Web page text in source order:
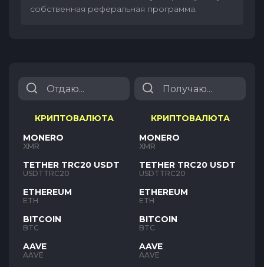
собственная реферальная программа.
КРИПТОВАЛЮТА
MONERO
XMR
TETHER TRC20 USDT
USDTTRC20
ETHEREUM
ETH
BITCOIN
BTC
AAVE
AAVE
КРИПТОВАЛЮТА
MONERO
XMR
TETHER TRC20 USDT
USDTTRC20
ETHEREUM
ETH
BITCOIN
BTC
AAVE
AAVE